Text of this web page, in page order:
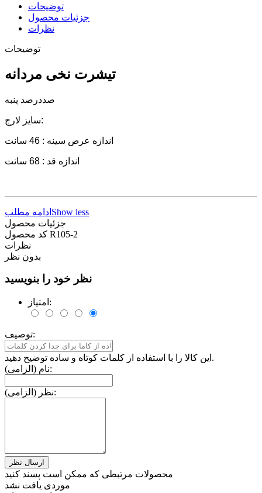
توضیحات
جزئیات محصول
نظرات
توضیحات
تیشرت نخی مردانه
صددرصد پنبه
سایز لارج:
اندازه عرض سینه : 46 سانت
ادامه مطلب Show less
جزئیات محصول
R105-2
نظرات
بدون نظر
نظر خود را بنویسید
امتیاز:
توصیف:
این کالا را با استفاده از کلمات کوتاه و ساده توضیح دهید.
نام (الزامی):
نظر (الزامی):
محصولات مرتبطی که ممکن است پسند کنید
موردی یافت نشد